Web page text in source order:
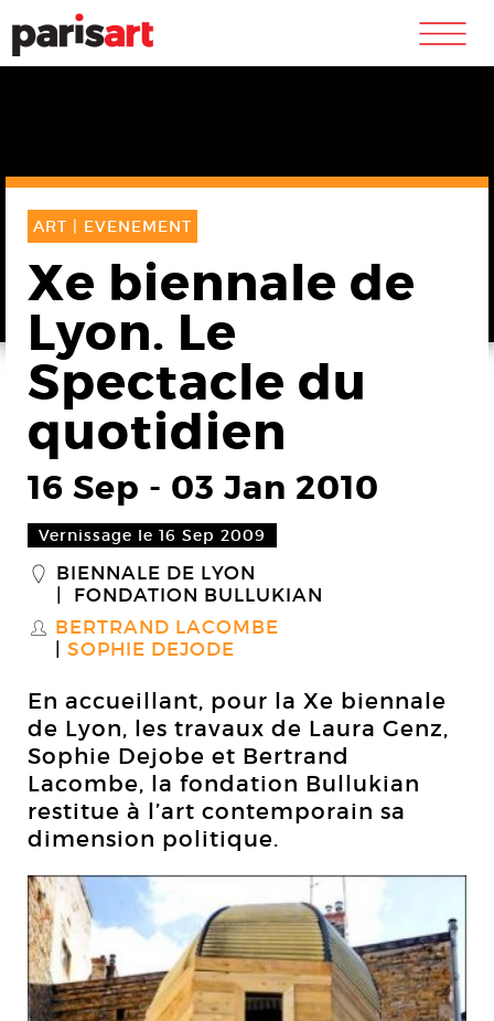
m
ART | EVENEMENT
Xe biennale de
Lyon. Le
Spectacle du
quotidien
16 Sep - 03 Jan 2010
Vernissage le 16 Sep 2009
_ BIENNALE DE LYON
FONDATION BULLUKIAN
S BERTRAND LACOMBE
SOPHIE DEJODE
En accueillant, pour la Xe biennale
de Lyon, les travaux de Laura Genz,
Sophie Dejobe et Bertrand
Lacombe, la fondation Bullukian
restitue à l’art contemporain sa
dimension politique.